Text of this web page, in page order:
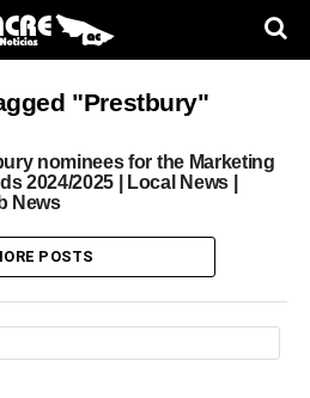
"Prestbury"
nominees for the Marketing
2024/2025 | Local News |
News
POSTS